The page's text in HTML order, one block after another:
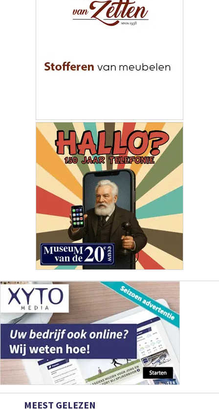
MEEST GELEZEN